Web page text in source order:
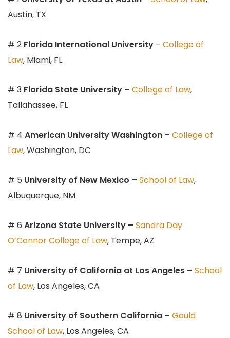
Austin, TX
# 2 Florida International University – College of
Law, Miami, FL
# 3 Florida State University – College of Law,
Tallahassee, FL
# 4 American University Washington – College of
Law, Washington, DC
# 5 University of New Mexico – School of Law,
Albuquerque, NM
# 6 Arizona State University – Sandra Day
O’Connor College of Law, Tempe, AZ
# 7 University of California at Los Angeles – School
of Law, Los Angeles, CA
# 8 University of Southern California – Gould
School of Law, Los Angeles, CA